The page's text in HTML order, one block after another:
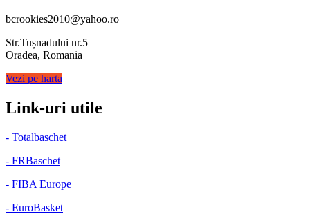
bcrookies2010@yahoo.ro
Str.Tușnadului nr.5
Oradea, Romania
Vezi pe harta
Link-uri utile
- Totalbaschet
- FRBaschet
- FIBA Europe
- EuroBasket